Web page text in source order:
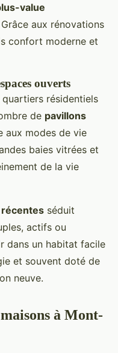
value
Grâce aux rénovations
confort moderne et
ouverts
résidentiels
de pavillons
aux modes de vie
baies vitrées et
de la vie
séduit
actifs ou
dans un habitat facile
et souvent doté de
neuve.
à Mont-